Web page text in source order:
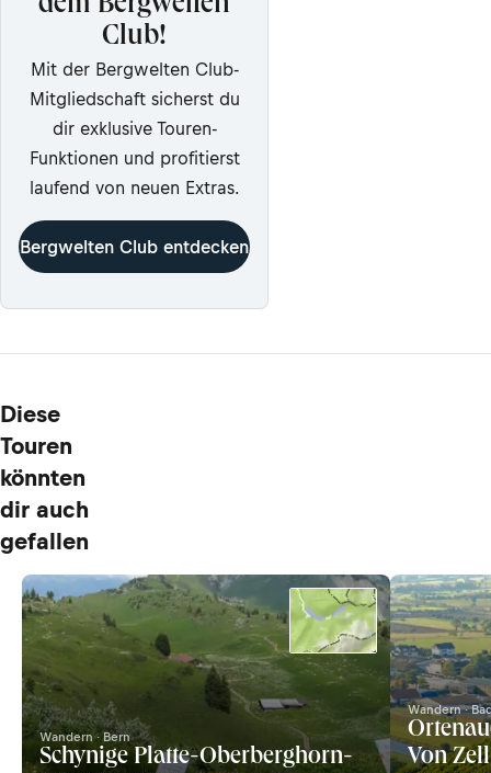
dem Bergwelten
Club!
Mit der Bergwelten Club-
Mitgliedschaft sicherst du
dir exklusive Touren-
Funktionen und profitierst
laufend von neuen Extras.
Bergwelten Club entdecken
Diese
Touren
könnten
dir auch
gefallen
Wandern · Bern
Schynige Platte-Oberberghorn-
Wandern ·
Von